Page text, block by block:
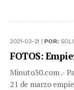
2021-03-21 | POR:
FOTOS:
Minuto30.com .-
21 de marzo